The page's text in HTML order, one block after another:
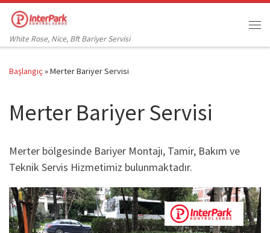
Skip to content
White Rose, Nice, Bft Bariyer Servisi
Başlangıç»Merter Bariyer Servisi
Merter Bariyer Servisi
Merter bölgesinde Bariyer Montajı, Tamir, Bakım ve
Teknik Servis Hizmetimiz bulunmaktadır.